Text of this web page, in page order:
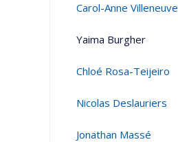
Carol-Anne Villeneuve
Yaima Burgher
Chloé Rosa-Teijeiro
Nicolas Deslauriers
Jonathan Massé